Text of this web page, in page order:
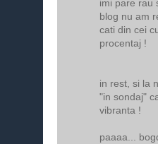
imi pare rau
blog nu am
cati din cei
procentaj !
in rest, si la
"in sondaj"
vibranta !
paaaa...